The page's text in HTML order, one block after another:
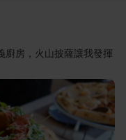
廚房，火山披薩讓我發揮